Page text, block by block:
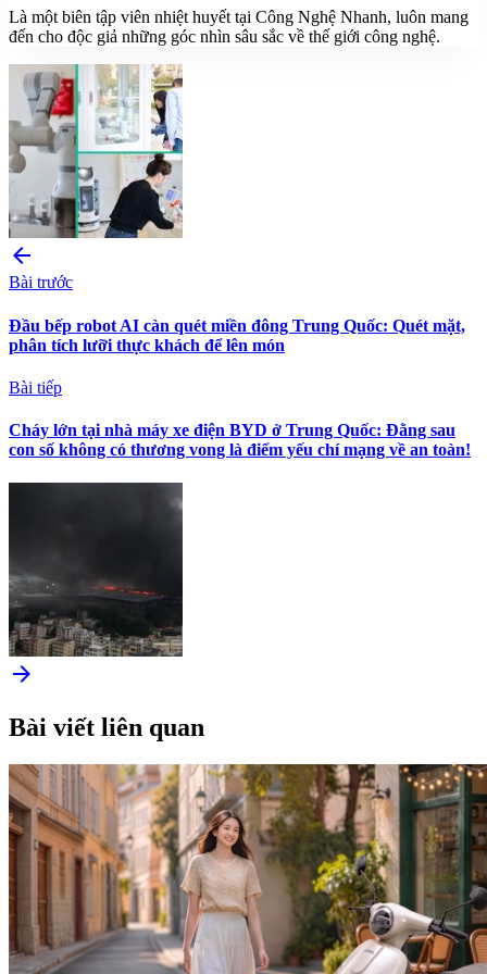
Là một biên tập viên nhiệt huyết tại Công Nghệ Nhanh, luôn mang
đến cho độc giả những góc nhìn sâu sắc về thế giới công nghệ.
arrow_back
Bài trước
Đầu bếp robot AI càn quét miền đông Trung Quốc: Quét mặt,
phân tích lưỡi thực khách để lên món
Bài tiếp
Cháy lớn tại nhà máy xe điện BYD ở Trung Quốc: Đằng sau
con số không có thương vong là điểm yếu chí mạng về an toàn!
arrow_forward
Bài viết liên quan